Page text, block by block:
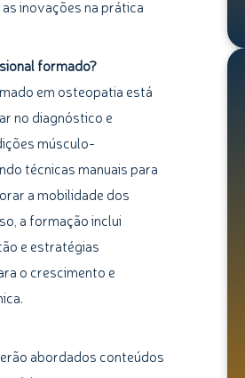
inovações na prática
formado?
em osteopatia está
no diagnóstico e
músculo-
técnicas manuais para
a mobilidade dos
a formação inclui
e estratégias
o crescimento e
abordados conteúdos